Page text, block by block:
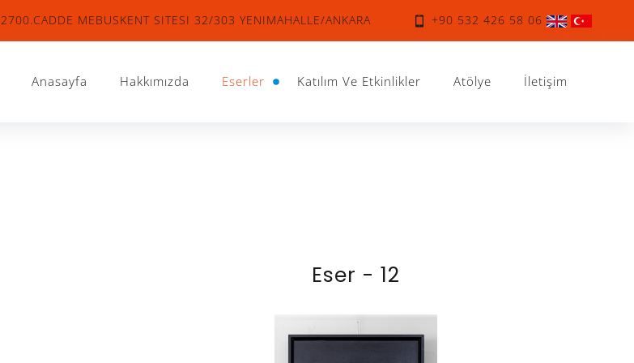
+90 532 426 58 06
2700.CADDE MEBUSKENT SITESI 32/303 YENIMAHALLE/ANKARA
Anasayfa Hakkımızda Eserler Katılım Ve Etkinlikler Atölye İletişim
Eser - 12